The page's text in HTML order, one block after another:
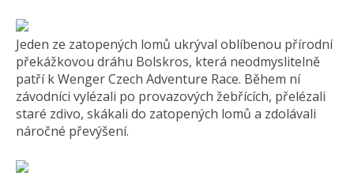
Jeden ze zatopených lomů ukrýval oblíbenou přírodní
překážkovou dráhu Bolskros, která neodmyslitelně
patří k Wenger Czech Adventure Race. Během ní
závodníci vylézali po provazových žebřících, přelézali
staré zdivo, skákali do zatopených lomů a zdolávali
náročné převýšení.